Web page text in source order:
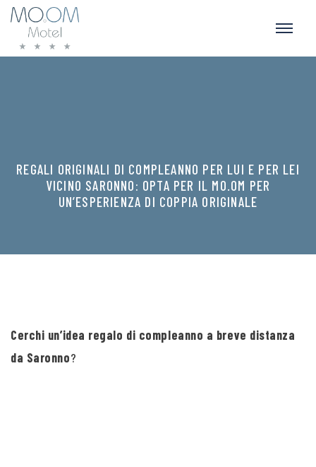
REGALI ORIGINALI DI COMPLEANNO PER LUI E PER LEI
VICINO SARONNO: OPTA PER IL MO.OM PER
UN’ESPERIENZA DI COPPIA ORIGINALE
Cerchi un’idea regalo di compleanno a breve distanza
da Saronno?